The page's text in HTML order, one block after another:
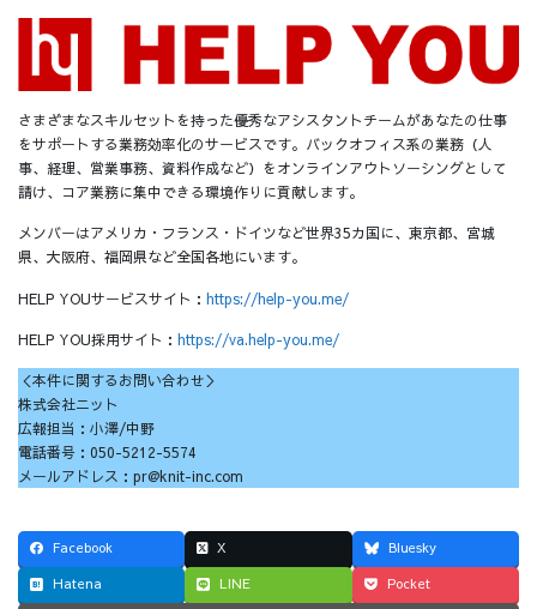
さまざまなスキルセットを持った優秀なアシスタントチームがあなたの仕事
をサポートする業務効率化のサービスです。バックオフィス系の業務（人
事、経理、営業事務、資料作成など）をオンラインアウトソーシングとして
請け、コア業務に集中できる環境作りに貢献します。
メンバーはアメリカ・フランス・ドイツなど世界35カ国に、東京都、宮城
県、大阪府、福岡県など全国各地にいます。
HELP YOUサービスサイト： https://help-you.me/
HELP YOU採用サイト： https://va.help-you.me/
＜本件に関するお問い合わせ＞
株式会社ニット
広報担当：小澤/中野
電話番号：050-5212-5574
メールアドレス：pr@knit-inc.com
Facebook X
Bluesky
Hatena
LINE Pocket